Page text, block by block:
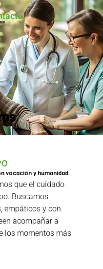
vocación y humanidad
que el cuidado
Buscamos
empáticos y con
acompañar a
los momentos más